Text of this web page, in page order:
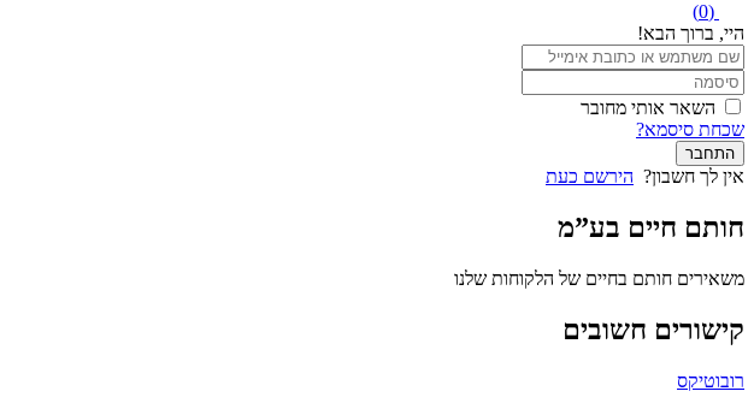
(0)
היי, ברוך הבא!
השאר אותי מחובר
שכחת סיסמא?
התחבר
אין לך חשבון? הירשם כעת
חותם חיים בע”מ
משאירים חותם בחיים של הלקוחות שלנו
קישורים חשובים
רובוטיקס